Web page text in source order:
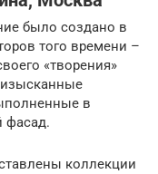
было создано в
того времени –
«творения»
изысканные
в
фасад.
коллекции